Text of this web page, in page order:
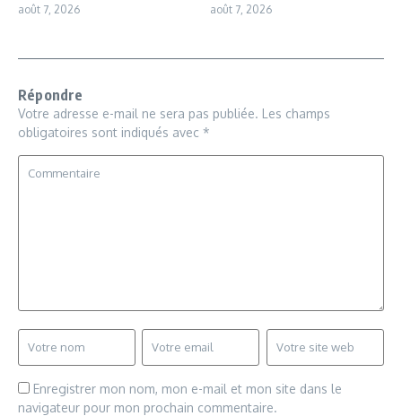
août 7, 2026 août 7, 2026
Répondre
Votre adresse e-mail ne sera pas publiée. Les champs
obligatoires sont indiqués avec *
Enregistrer mon nom, mon e-mail et mon site dans le
navigateur pour mon prochain commentaire.